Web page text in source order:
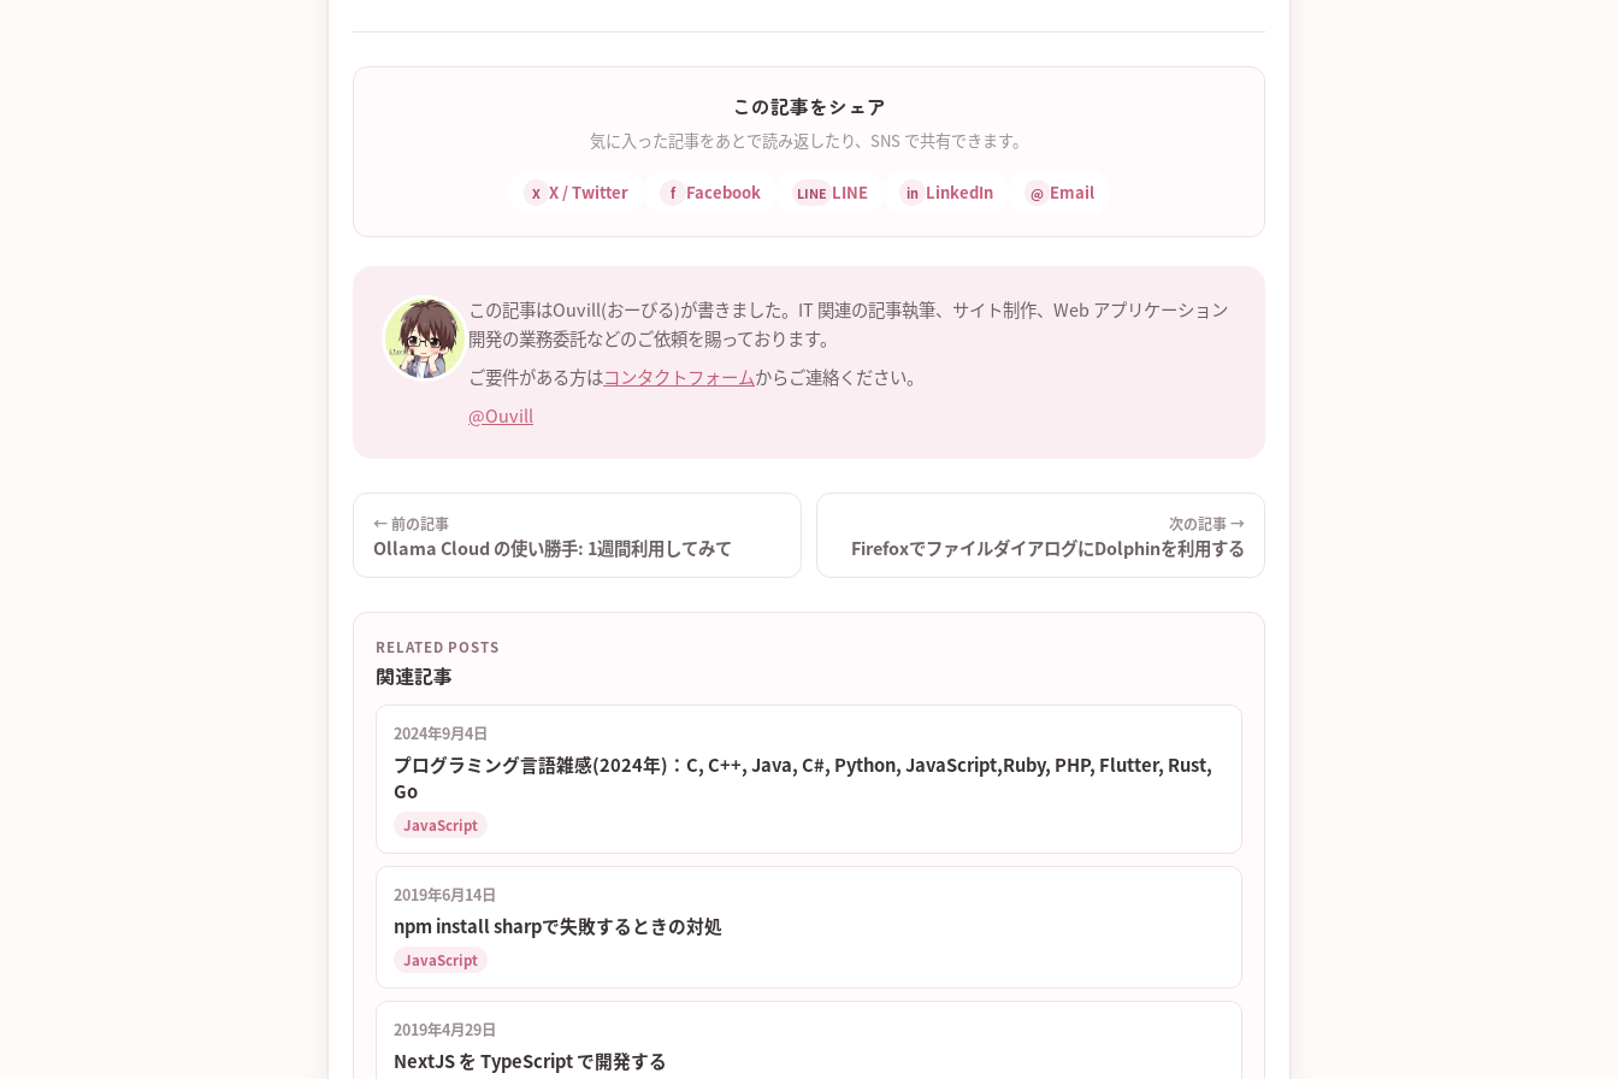
この記事をシェア
気に入った記事をあとで読み返したり、SNS で共有できます。
X X / Twitter f Facebook LINE LINE in LinkedIn @ Email
この記事はOuvill(おーびる)が書きました。IT 関連の記事執筆、サイト制作、Web アプリケーション
開発の業務委託などのご依頼を賜っております。
ご要件がある方はコンタクトフォームからご連絡ください。
@Ouvill
← 前の記事
Ollama Cloud の使い勝手: 1週間利用してみて
次の記事 →
FirefoxでファイルダイアログにDolphinを利用する
RELATED POSTS
関連記事
2024年9月4日
プログラミング言語雑感(2024年)：C, C++, Java, C#, Python, JavaScript,Ruby, PHP, Flutter, Rust,
Go
JavaScript
2019年6月14日
npm install sharpで失敗するときの対処
JavaScript
2019年4月29日
NextJS を TypeScript で開発する